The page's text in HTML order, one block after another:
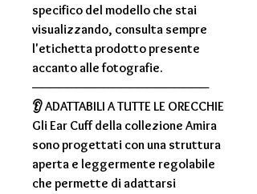
specifico del modello che stai
visualizzando, consulta sempre
l'etichetta prodottopresente
accanto alle fotografie.
────────────────────
👂ADATTABILI A TUTTE LE ORECCHIE
Gli Ear Cuff della collezione Amira
sono progettati con una struttura
aperta e leggermente regolabile
che permette di adattarsi